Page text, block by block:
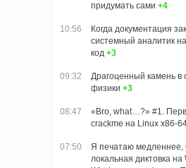
придумать сами +4
10:56
Когда документация
системный аналитик
код +3
09:32
Драгоценный камень в
физики +3
08:47
«Bro, what…?» #1.
crackme на Linux x86-
07:50
Я печатаю медленнее,
локальная диктовка на